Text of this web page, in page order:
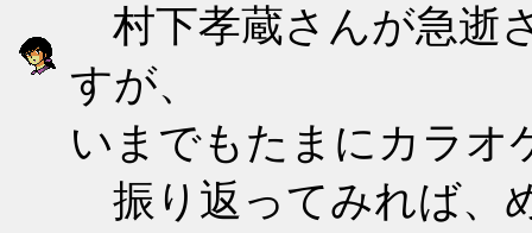
村下孝蔵さんが急逝
すが、
いまでもたまにカラオ
振り返ってみれば、